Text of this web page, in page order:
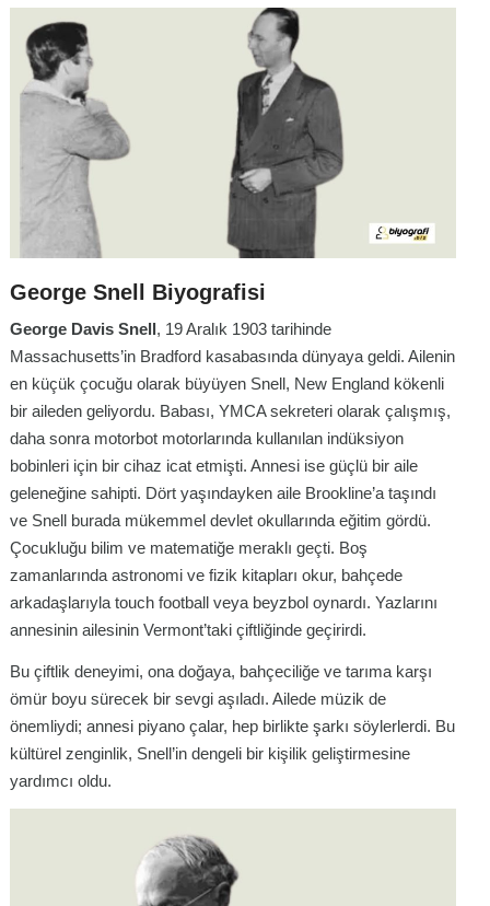
George Snell Biyografisi
George Davis Snell, 19 Aralık 1903 tarihinde
Massachusetts’in Bradford kasabasında dünyaya geldi. Ailenin
en küçük çocuğu olarak büyüyen Snell, New England kökenli
bir aileden geliyordu. Babası, YMCA sekreteri olarak çalışmış,
daha sonra motorbot motorlarında kullanılan indüksiyon
bobinleri için bir cihaz icat etmişti. Annesi ise güçlü bir aile
geleneğine sahipti. Dört yaşındayken aile Brookline’a taşındı
ve Snell burada mükemmel devlet okullarında eğitim gördü.
Çocukluğu bilim ve matematiğe meraklı geçti. Boş
zamanlarında astronomi ve fizik kitapları okur, bahçede
arkadaşlarıyla touch football veya beyzbol oynardı. Yazlarını
annesinin ailesinin Vermont’taki çiftliğinde geçirirdi.
Bu çiftlik deneyimi, ona doğaya, bahçeciliğe ve tarıma karşı
ömür boyu sürecek bir sevgi aşıladı. Ailede müzik de
önemliydi; annesi piyano çalar, hep birlikte şarkı söylerlerdi. Bu
kültürel zenginlik, Snell’in dengeli bir kişilik geliştirmesine
yardımcı oldu.